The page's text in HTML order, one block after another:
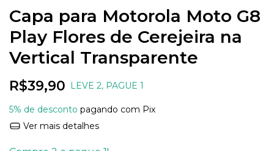
Capa para Motorola Moto G8
Play Flores de Cerejeira na
Vertical Transparente
R$39,90 LEVE 2, PAGUE 1
5% de desconto pagando com Pix
Ver mais detalhes